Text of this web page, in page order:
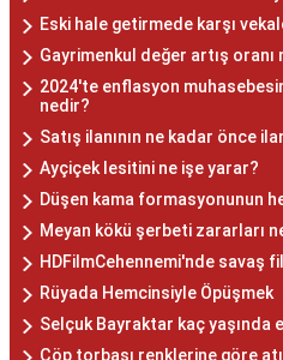
Eski hale getirmede karşı
Gayrimenkul değer artış oranı
2024'te enflasyon
nedir?
Satış ilanının ne kadar önce
Ayçiçek lesitini ne işe yarar?
Düşen kama formasyonunun
Meyan kökü şerbeti zararları
HDFilmCehennemi'nde savaş
Rüyada Hemcinsiyle Öpüşmek
Selçuk Bayraktar kaç yaşında
Çöp torbası renklerine göre